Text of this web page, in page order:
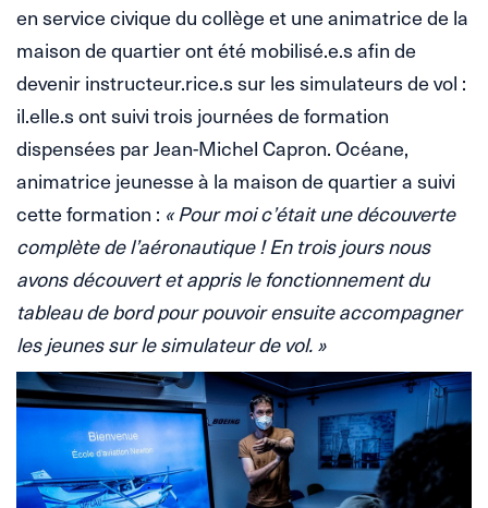
en service civique du collège et une animatrice de la
maison de quartier ont été mobilisé.e.s afin de
devenir instructeur.rice.s sur les simulateurs de vol :
il.elle.s ont suivi trois journées de formation
dispensées par Jean-Michel Capron. Océane,
animatrice jeunesse à la maison de quartier a suivi
cette formation : « Pour moi c’était une découverte
complète de l’aéronautique ! En trois jours nous
avons découvert et appris le fonctionnement du
tableau de bord pour pouvoir ensuite accompagner
les jeunes sur le simulateur de vol. »